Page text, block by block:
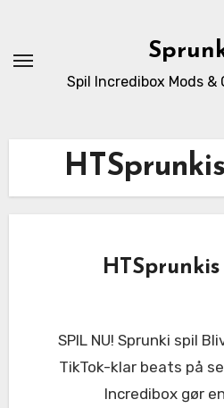
content
Spil Incredibox Mods &
SPIL NU! Sprunki spil Bliv viral ved at lave
TikTok-klar beats på
Incredibox gør